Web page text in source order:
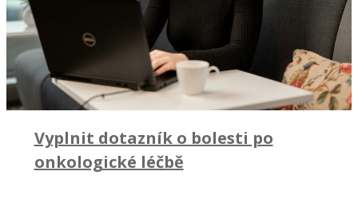
Vyplnit dotazník o bolesti po
onkologické léčbě